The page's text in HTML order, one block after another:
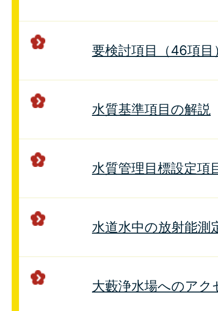
要検討項目（46項目
水質基準項目の解説
水質管理目標設定項
水道水中の放射能測
大藪浄水場へのアク